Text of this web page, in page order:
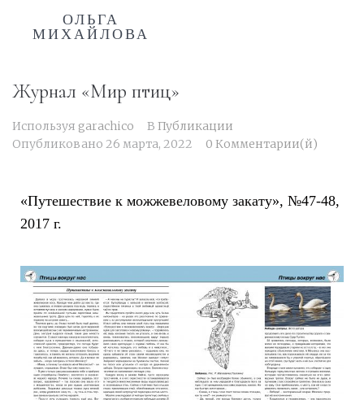
ОЛЬГА
МИХАЙЛОВА
Журнал «Мир птиц»
Используя garachico В Публикации
Опубликовано 26 марта, 2022 0 Комментарии(й)
«Путешествие к можжевеловому закату», №47-48,
2017 г.